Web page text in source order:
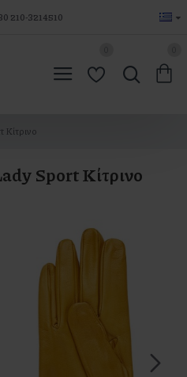
210-3214510
Κίτρινο
Sport Κίτρινο